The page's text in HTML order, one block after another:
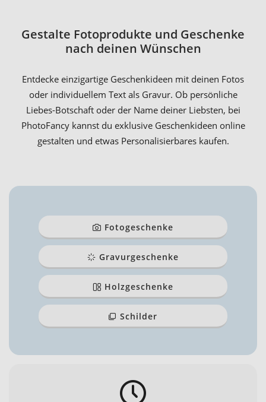
Gestalte Fotoprodukte und Geschenke
nach deinen Wünschen
Entdecke einzigartige Geschenkideen mit deinen Fotos
oder individuellem Text als Gravur. Ob persönliche
Liebes-Botschaft oder der Name deiner Liebsten, bei
PhotoFancy kannst du exklusive Geschenkideen online
gestalten und etwas Personalisierbares kaufen.
Fotogeschenke
Gravurgeschenke
Holzgeschenke
Schilder